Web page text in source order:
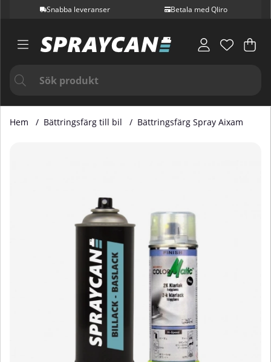
Snabba leveranser Betala med Qliro
.
Hem Bättringsfärg till bil Bättringsfärg Spray Aixam